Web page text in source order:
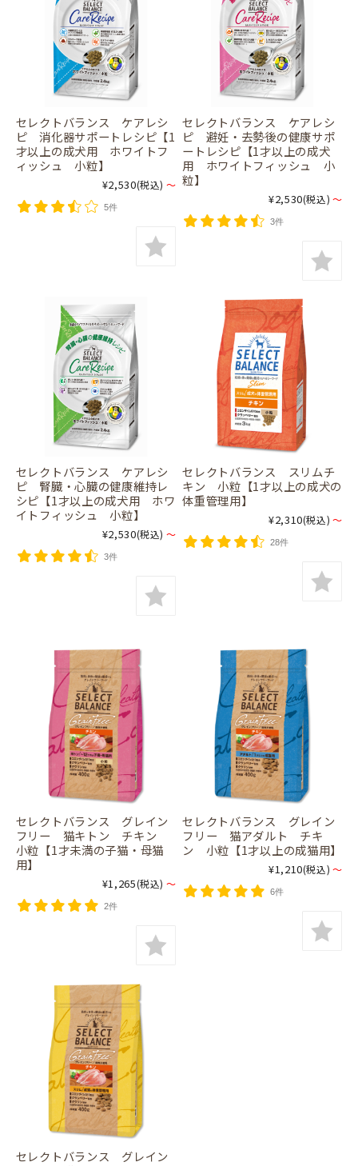
セレクトバランス ケアレシ
ピ 消化器サポートレシピ【1
才以上の成犬用 ホワイトフ
ィッシュ 小粒】
¥2,530(税込) ～
5件
セレクトバランス ケアレシ
ピ 避妊・去勢後の健康サポ
ートレシピ【1才以上の成犬
用 ホワイトフィッシュ 小
粒】
¥2,530(税込) ～
3件
セレクトバランス ケアレシ
ピ 腎臓・心臓の健康維持レ
シピ【1才以上の成犬用 ホワ
イトフィッシュ 小粒】
¥2,530(税込) ～
3件
セレクトバランス スリムチ
キン 小粒【1才以上の成犬の
体重管理用】
¥2,310(税込) ～
28件
セレクトバランス グレイン
フリー 猫キトン チキン
小粒【1才未満の子猫・母猫
用】
¥1,265(税込) ～
2件
セレクトバランス グレイン
フリー 猫アダルト チキ
ン 小粒【1才以上の成猫用】
¥1,210(税込) ～
6件
セレクトバランス グレイン